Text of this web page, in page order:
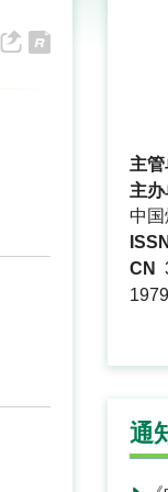
主管
主办
中
ISSN
CN
通